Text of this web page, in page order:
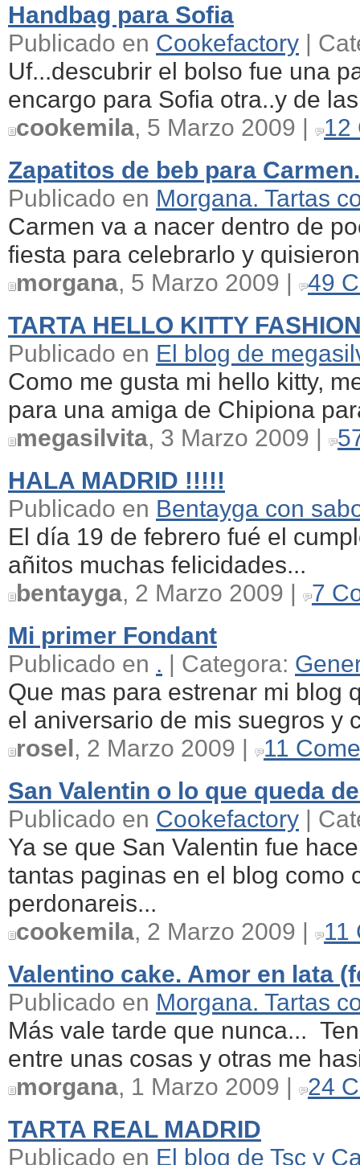
Handbag para Sofia
Publicado en Cookefactory |
Uf...descubrir el bolso fue una
encargo para Sofia otra..y de
cookemila, 5 Marzo 2009 |
12
Zapatitos de beb para Carmen.
Publicado en Morgana. Tartas
Carmen va a nacer dentro de
fiesta para celebrarlo y
morgana, 5 Marzo 2009 |
49
TARTA HELLO KITTY
Publicado en El blog de
Como me gusta mi hello kitty,
para una amiga de Chipiona
megasilvita, 3 Marzo 2009 |
HALA MADRID !!!!!
Publicado en Bentayga con
El día 19 de febrero fué el
añitos muchas felicidades...
bentayga, 2 Marzo 2009 |
7
Mi primer Fondant
Publicado en . | Categora:
Que mas para estrenar mi blog
el aniversario de mis suegros y
rosel, 2 Marzo 2009 |
11
San Valentin o lo que queda
Publicado en Cookefactory |
Ya se que San Valentin fue
tantas paginas en el blog como
perdonareis...
cookemila, 2 Marzo 2009 |
11
Valentino cake. Amor en lata
Publicado en Morgana. Tartas
Más vale tarde que nunca...
entre unas cosas y otras me
morgana, 1 Marzo 2009 |
24
TARTA REAL MADRID
Publicado en El blog de Tsc y